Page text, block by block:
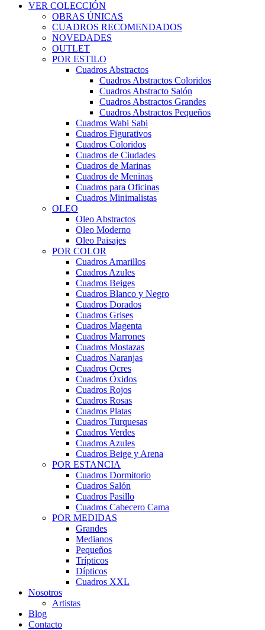
VER COLECCIÓN
OBRAS ÚNICAS
CUADROS RECOMENDADOS
NOVEDADES
OUTLET
POR ESTILO
Cuadros Abstractos
Cuadros Abstractos Coloridos
Cuadros Abstracto Salón
Cuadros Abstractos Grandes
Cuadros Abstractos Pequeños
Cuadros Wabi Sabi
Cuadros Figurativos
Cuadros Coloridos
Cuadros de Ciudades
Cuadros de Marinas
Cuadros de Meninas
Cuadros para Oficinas
Cuadros Minimalistas
OLEO
Oleo Abstractos
Oleo Moderno
Oleo Paisajes
POR COLOR
Cuadros Amarillos
Cuadros Azules
Cuadros Beiges
Cuadros Blanco y Negro
Cuadros Dorados
Cuadros Grises
Cuadros Magenta
Cuadros Marrones
Cuadros Mostazas
Cuadros Naranjas
Cuadros Ocres
Cuadros Óxidos
Cuadros Rojos
Cuadros Rosas
Cuadros Platas
Cuadros Turquesas
Cuadros Verdes
Cuadros Azules
Cuadros Beige y Arena
POR ESTANCIA
Cuadros Dormitorio
Cuadros Salón
Cuadros Pasillo
Cuadros Cabecero Cama
POR MEDIDAS
Grandes
Medianos
Pequeños
Trípticos
Dípticos
Cuadros XXL
Nosotros
Artistas
Blog
Contacto